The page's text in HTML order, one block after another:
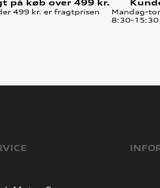
på køb over 499 kr.
499 kr. er fragtprisen
Mandag-
8:30-15:30